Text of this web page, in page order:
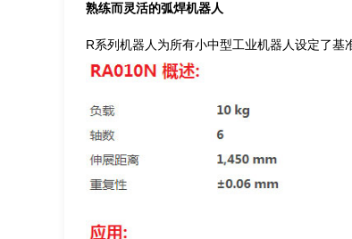
熟练而灵活的弧焊机器人
R系列机器人为所有小中型工业机器人设定了基